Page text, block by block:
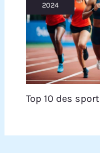
2024
Top 10 des